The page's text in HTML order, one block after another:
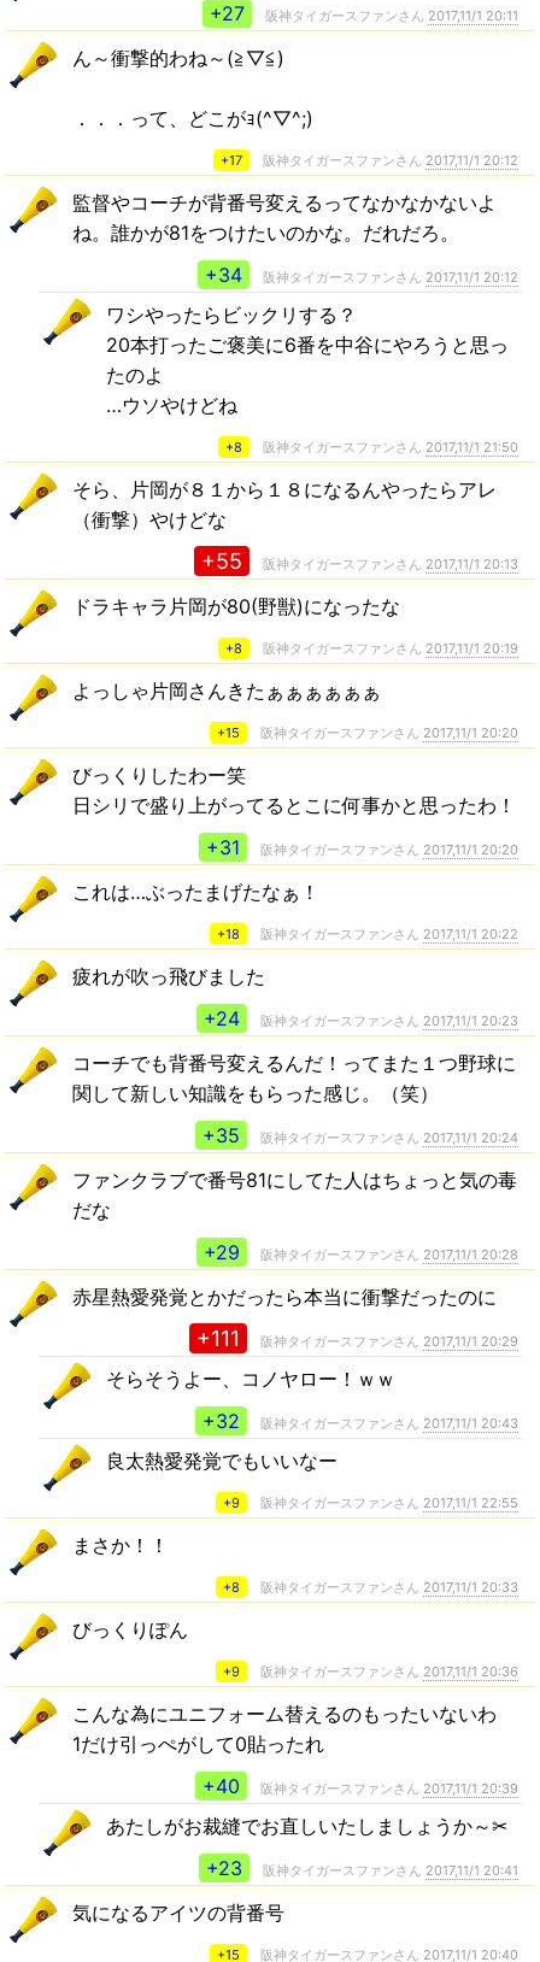
+27
阪神タイガースファンさん 2017,11/1 20:11
ん～衝撃的わね～(≧▽≦)
．．．って、どこがｮ(^▽^;)
+17 阪神タイガースファンさん 2017,11/1 20:12
監督やコーチが背番号変えるってなかなかないよ
ね。誰かが81をつけたいのかな。だれだろ。
+34
阪神タイガースファンさん 2017,11/1 20:12
ワシやったらビックリする？
20本打ったご褒美に6番を中谷にやろうと思っ
たのよ
…ウソやけどね
+8 阪神タイガースファンさん 2017,11/1 21:50
そら、片岡が８１から１８になるんやったらアレ
（衝撃）やけどな
+55 阪神タイガースファンさん 2017,11/1 20:13
ドラキャラ片岡が80(野獣)になったな
+8 阪神タイガースファンさん 2017,11/1 20:19
よっしゃ片岡さんきたぁぁぁぁぁぁ
+15 阪神タイガースファンさん 2017,11/1 20:20
びっくりしたわー笑
日シリで盛り上がってるとこに何事かと思ったわ！
+31
阪神タイガースファンさん 2017,11/1 20:20
これは…ぶったまげたなぁ！
+18 阪神タイガースファンさん 2017,11/1 20:22
疲れが吹っ飛びました
+24
阪神タイガースファンさん 2017,11/1 20:23
コーチでも背番号変えるんだ！ってまた１つ野球に
関して新しい知識をもらった感じ。（笑）
+35
阪神タイガースファンさん 2017,11/1 20:24
ファンクラブで番号81にしてた人はちょっと気の毒
だな
+29
阪神タイガースファンさん 2017,11/1 20:28
赤星熱愛発覚とかだったら本当に衝撃だったのに
+111 阪神タイガースファンさん 2017,11/1 20:29
そらそうよー、コノヤロー！ｗｗ
+32
阪神タイガースファンさん 2017,11/1 20:43
良太熱愛発覚でもいいなー
+9 阪神タイガースファンさん 2017,11/1 22:55
まさか！！
+8 阪神タイガースファンさん 2017,11/1 20:33
びっくりぽん
+9 阪神タイガースファンさん 2017,11/1 20:36
こんな為にユニフォーム替えるのもったいないわ
1だけ引っぺがして0貼ったれ
+40
阪神タイガースファンさん 2017,11/1 20:39
あたしがお裁縫でお直しいたしましょうか～✂
+23
阪神タイガースファンさん 2017,11/1 20:41
気になるアイツの背番号
+15 阪神タイガースファンさん 2017,11/1 20:40